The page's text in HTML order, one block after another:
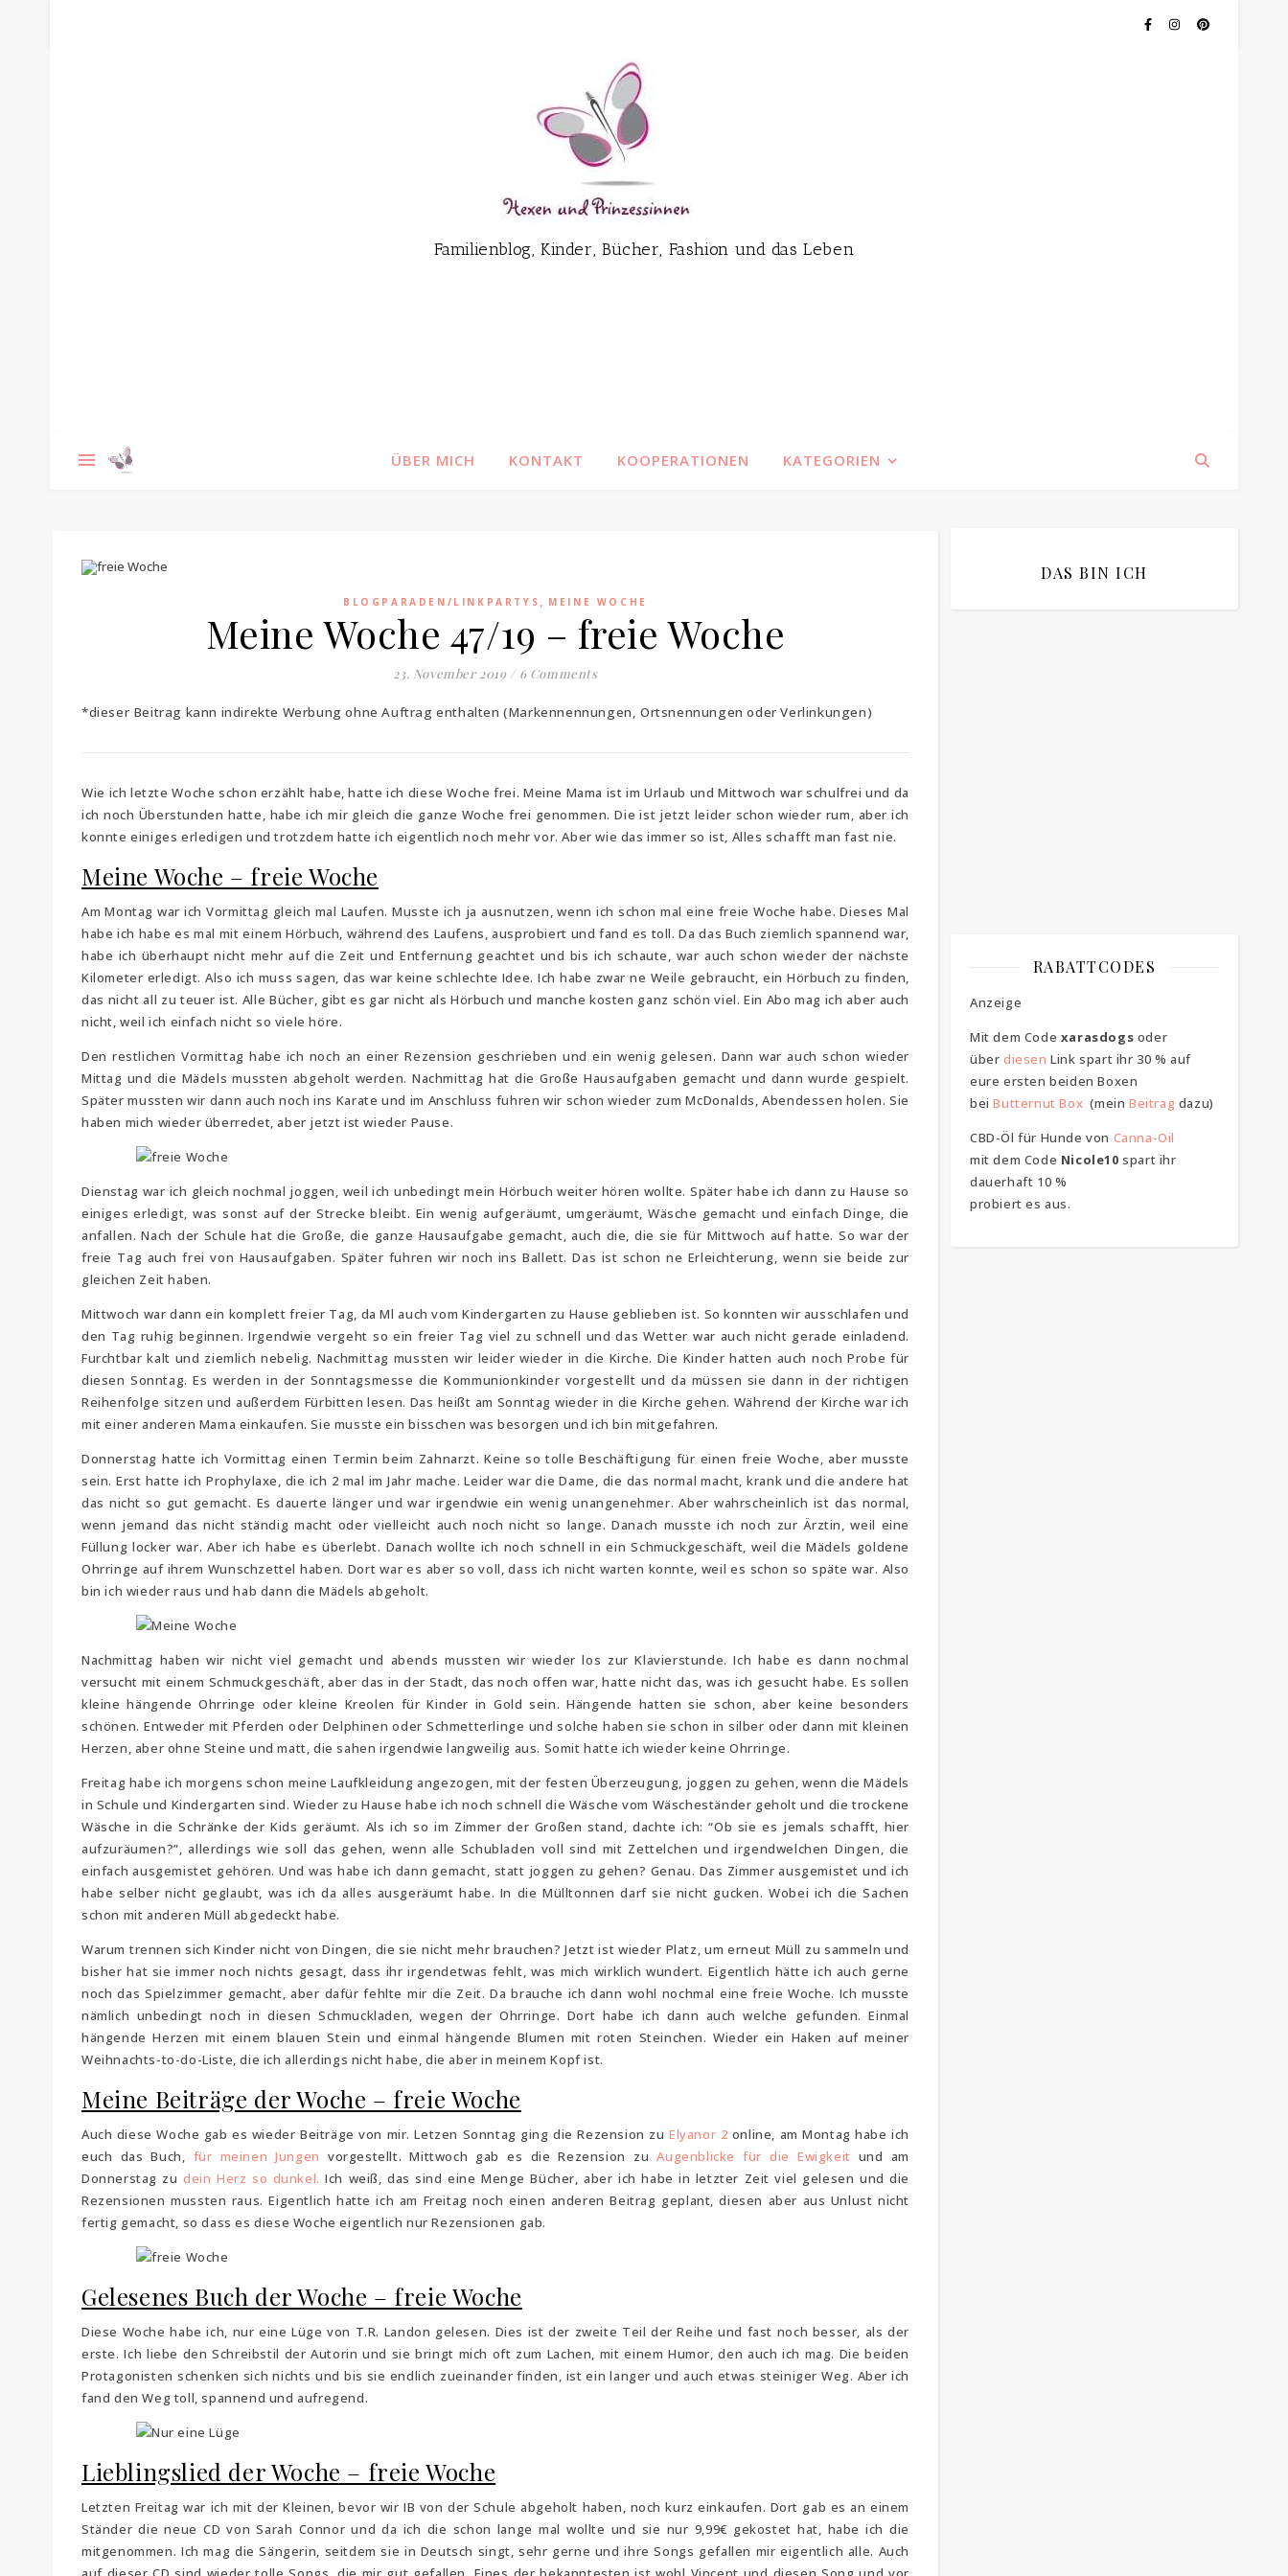
Familienblog, Kinder, Bücher, Fashion und das Leben
ÜBER MICH KONTAKT KOOPERATIONEN KATEGORIEN
BLOGPARADEN/LINKPARTYS , MEINE WOCHE
Meine Woche 47/19 – freie Woche
23. November 2019 / 6 Comments
*dieser Beitrag kann indirekte Werbung ohne Auftrag enthalten (Markennennungen, Ortsnennungen oder Verlinkungen)
Wie ich letzte Woche schon erzählt habe, hatte ich diese Woche frei. Meine Mama ist im Urlaub und Mittwoch war schulfrei und da
ich noch Überstunden hatte, habe ich mir gleich die ganze Woche frei genommen. Die ist jetzt leider schon wieder rum, aber ich
konnte einiges erledigen und trotzdem hatte ich eigentlich noch mehr vor. Aber wie das immer so ist, Alles schafft man fast nie.
Meine Woche – freie Woche
Am Montag war ich Vormittag gleich mal Laufen. Musste ich ja ausnutzen, wenn ich schon mal eine freie Woche habe. Dieses Mal
habe ich habe es mal mit einem Hörbuch, während des Laufens, ausprobiert und fand es toll. Da das Buch ziemlich spannend war,
habe ich überhaupt nicht mehr auf die Zeit und Entfernung geachtet und bis ich schaute, war auch schon wieder der nächste
Kilometer erledigt. Also ich muss sagen, das war keine schlechte Idee. Ich habe zwar ne Weile gebraucht, ein Hörbuch zu finden,
das nicht all zu teuer ist. Alle Bücher, gibt es gar nicht als Hörbuch und manche kosten ganz schön viel. Ein Abo mag ich aber auch
nicht, weil ich einfach nicht so viele höre.
Den restlichen Vormittag habe ich noch an einer Rezension geschrieben und ein wenig gelesen. Dann war auch schon wieder
Mittag und die Mädels mussten abgeholt werden. Nachmittag hat die Große Hausaufgaben gemacht und dann wurde gespielt.
Später mussten wir dann auch noch ins Karate und im Anschluss fuhren wir schon wieder zum McDonalds, Abendessen holen. Sie
haben mich wieder überredet, aber jetzt ist wieder Pause.
Dienstag war ich gleich nochmal joggen, weil ich unbedingt mein Hörbuch weiter hören wollte. Später habe ich dann zu Hause so
einiges erledigt, was sonst auf der Strecke bleibt. Ein wenig aufgeräumt, umgeräumt, Wäsche gemacht und einfach Dinge, die
anfallen. Nach der Schule hat die Große, die ganze Hausaufgabe gemacht, auch die, die sie für Mittwoch auf hatte. So war der
freie Tag auch frei von Hausaufgaben. Später fuhren wir noch ins Ballett. Das ist schon ne Erleichterung, wenn sie beide zur
gleichen Zeit haben.
Mittwoch war dann ein komplett freier Tag, da Ml auch vom Kindergarten zu Hause geblieben ist. So konnten wir ausschlafen und
den Tag ruhig beginnen. Irgendwie vergeht so ein freier Tag viel zu schnell und das Wetter war auch nicht gerade einladend.
Furchtbar kalt und ziemlich nebelig. Nachmittag mussten wir leider wieder in die Kirche. Die Kinder hatten auch noch Probe für
diesen Sonntag. Es werden in der Sonntagsmesse die Kommunionkinder vorgestellt und da müssen sie dann in der richtigen
Reihenfolge sitzen und außerdem Fürbitten lesen. Das heißt am Sonntag wieder in die Kirche gehen. Während der Kirche war ich
mit einer anderen Mama einkaufen. Sie musste ein bisschen was besorgen und ich bin mitgefahren.
Donnerstag hatte ich Vormittag einen Termin beim Zahnarzt. Keine so tolle Beschäftigung für einen freie Woche, aber musste
sein. Erst hatte ich Prophylaxe, die ich 2 mal im Jahr mache. Leider war die Dame, die das normal macht, krank und die andere hat
das nicht so gut gemacht. Es dauerte länger und war irgendwie ein wenig unangenehmer. Aber wahrscheinlich ist das normal,
wenn jemand das nicht ständig macht oder vielleicht auch noch nicht so lange. Danach musste ich noch zur Ärztin, weil eine
Füllung locker war. Aber ich habe es überlebt. Danach wollte ich noch schnell in ein Schmuckgeschäft, weil die Mädels goldene
Ohrringe auf ihrem Wunschzettel haben. Dort war es aber so voll, dass ich nicht warten konnte, weil es schon so späte war. Also
bin ich wieder raus und hab dann die Mädels abgeholt.
Nachmittag haben wir nicht viel gemacht und abends mussten wir wieder los zur Klavierstunde. Ich habe es dann nochmal
versucht mit einem Schmuckgeschäft, aber das in der Stadt, das noch offen war, hatte nicht das, was ich gesucht habe. Es sollen
kleine hängende Ohrringe oder kleine Kreolen für Kinder in Gold sein. Hängende hatten sie schon, aber keine besonders
schönen. Entweder mit Pferden oder Delphinen oder Schmetterlinge und solche haben sie schon in silber oder dann mit kleinen
Herzen, aber ohne Steine und matt, die sahen irgendwie langweilig aus. Somit hatte ich wieder keine Ohrringe.
Freitag habe ich morgens schon meine Laufkleidung angezogen, mit der festen Überzeugung, joggen zu gehen, wenn die Mädels
in Schule und Kindergarten sind. Wieder zu Hause habe ich noch schnell die Wäsche vom Wäscheständer geholt und die trockene
Wäsche in die Schränke der Kids geräumt. Als ich so im Zimmer der Großen stand, dachte ich: “Ob sie es jemals schafft, hier
aufzuräumen?”, allerdings wie soll das gehen, wenn alle Schubladen voll sind mit Zettelchen und irgendwelchen Dingen, die
einfach ausgemistet gehören. Und was habe ich dann gemacht, statt joggen zu gehen? Genau. Das Zimmer ausgemistet und ich
habe selber nicht geglaubt, was ich da alles ausgeräumt habe. In die Mülltonnen darf sie nicht gucken. Wobei ich die Sachen
schon mit anderen Müll abgedeckt habe.
Warum trennen sich Kinder nicht von Dingen, die sie nicht mehr brauchen? Jetzt ist wieder Platz, um erneut Müll zu sammeln und
bisher hat sie immer noch nichts gesagt, dass ihr irgendetwas fehlt, was mich wirklich wundert. Eigentlich hätte ich auch gerne
noch das Spielzimmer gemacht, aber dafür fehlte mir die Zeit. Da brauche ich dann wohl nochmal eine freie Woche. Ich musste
nämlich unbedingt noch in diesen Schmuckladen, wegen der Ohrringe. Dort habe ich dann auch welche gefunden. Einmal
hängende Herzen mit einem blauen Stein und einmal hängende Blumen mit roten Steinchen. Wieder ein Haken auf meiner
Weihnachts-to-do-Liste, die ich allerdings nicht habe, die aber in meinem Kopf ist.
Meine Beiträge der Woche – freie Woche
Auch diese Woche gab es wieder Beiträge von mir. Letzen Sonntag ging die Rezension zuElyanor 2 online, am Montag habe ich
euch das Buch, für meinen Jungen vorgestellt. Mittwoch gab es die Rezension zu Augenblicke für die Ewigkeit und am
Donnerstag zudein Herz so dunkel. Ich weiß, das sind eine Menge Bücher, aber ich habe in letzter Zeit viel gelesen und die
Rezensionen mussten raus. Eigentlich hatte ich am Freitag noch einen anderen Beitrag geplant, diesen aber aus Unlust nicht
fertig gemacht, so dass es diese Woche eigentlich nur Rezensionen gab.
Gelesenes Buch der Woche – freie Woche
Diese Woche habe ich, nur eine Lüge von T.R. Landon gelesen. Dies ist der zweite Teil der Reihe und fast noch besser, als der
erste. Ich liebe den Schreibstil der Autorin und sie bringt mich oft zum Lachen, mit einem Humor, den auch ich mag. Die beiden
Protagonisten schenken sich nichts und bis sie endlich zueinander finden, ist ein langer und auch etwas steiniger Weg. Aber ich
fand den Weg toll, spannend und aufregend.
Lieblingslied der Woche – freie Woche
Letzten Freitag war ich mit der Kleinen, bevor wir IB von der Schule abgeholt haben, noch kurz einkaufen. Dort gab es an einem
Ständer die neue CD von Sarah Connor und da ich die schon lange mal wollte und sie nur 9,99€ gekostet hat, habe ich die
mitgenommen. Ich mag die Sängerin, seitdem sie in Deutsch singt, sehr gerne und ihre Songs gefallen mir eigentlich alle. Auch
DAS BIN ICH
RABATTCODES
Anzeige
Mit dem Code xarasdogs oder
über diesen Link spart ihr 30 % auf
eure ersten beiden Boxen
beiButternut Box (meinBeitrag dazu)
CBD-Öl für Hunde von Canna-Oil
mit dem Code Nicole10 spart ihr
dauerhaft 10 %
probiert es aus.